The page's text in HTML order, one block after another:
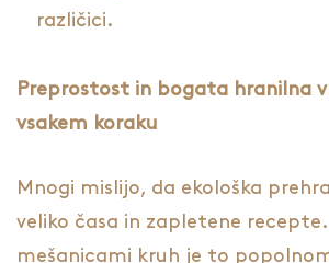
različici.
Preprostost in bogata hranilna
vsakem koraku
Mnogi mislijo, da ekološka
veliko časa in zapletene recepte.
mešanicami kruh je to